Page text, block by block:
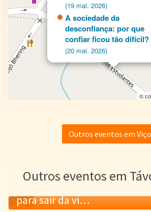
(19 mai. 2026)
A sociedade da
desconfiança: por que
confiar ficou tão difícil?
(20 mai. 2026)
©
Outros eventos em
Outros eventos em
18
para sair da vi…